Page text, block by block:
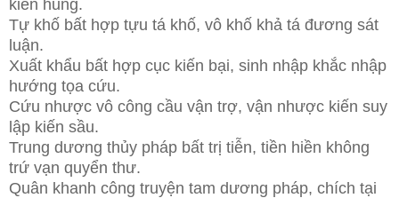
kiến hung.
Tự khố bất hợp tựu tá khố, vô khố khả tá đương sát
luận.
Xuất khẩu bất hợp cục kiến bại, sinh nhập khắc nhập
hướng tọa cứu.
Cứu nhược vô công cầu vận trợ, vận nhược kiến suy
lập kiến sầu.
Trung dương thủy pháp bất trị tiễn, tiền hiền không
trứ vạn quyển thư.
Quân khanh công truyện tam dương pháp, chích tại